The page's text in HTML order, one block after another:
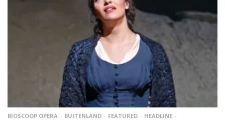
BIOSCOOP OPERA BUITENLAND FEATURED
HEADLINE